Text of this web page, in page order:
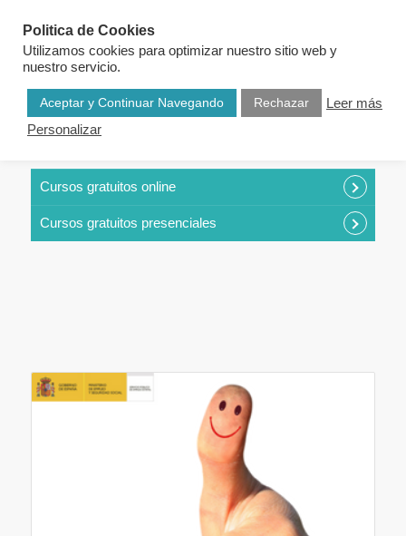
Cursos gratuitos online
Cursos gratuitos presenciales
Politica de Cookies
Utilizamos cookies para optimizar nuestro sitio web y
nuestro servicio.
Aceptar y Continuar Navegando Rechazar
Leer más
Personalizar